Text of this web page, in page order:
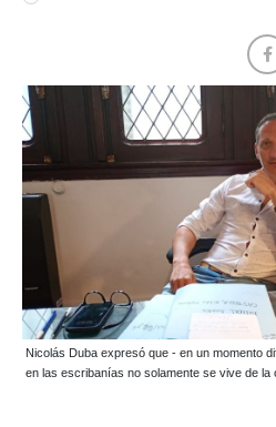
Nicolás Duba expresó que - en un momento
en las escribanías no solamente se vive de la